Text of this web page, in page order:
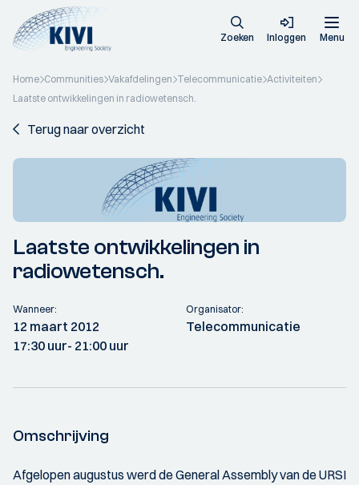
Zoeken Inloggen Menu
Home Communities Vakafdelingen Telecommunicatie Activiteiten
Laatste ontwikkelingen in radiowetensch.
Terug naar overzicht
Laatste ontwikkelingen in
radiowetensch.
Wanneer:
12 maart 2012
17:30 uur- 21:00 uur
Organisator:
Telecommunicatie
Omschrijving
Afgelopen augustus werd de General Assembly van de URSI